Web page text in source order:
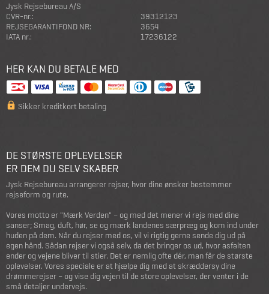
Jysk Rejsebureau A/S
CVR-nr.:
39312123
REJSEGARANTIFOND NR:
3654
IATA nr.:
17236122
HER KAN DU BETALE MED
Sikker kreditkort betaling
DE STØRSTE OPLEVELSER
ER DEM DU SELV SKABER
Jysk Rejsebureau arrangerer rejser, hvor dine ønsker bestemmer
rejseform og rute.
Vores motto er "Mærk Verden" – og med det mener vi rejs med dine
sanser; Smag, duft, hør, se og mærk landenes særpræg og kom ind under
huden på dem. Når du rejser med os, vil vi rigtig gerne sende dig ud på
egen hånd. Sådan rejser vi også selv, da det bringer os ud, hvor asfalten
ender og vejene bliver til stier. Det er nemlig ofte dér, man får de største
oplevelser. Vores speciale er at hjælpe dig med at skræddersy dine
drømmerejser – og vise dig vejen til de store oplevelser, der venter i de
små detaljer undervejs.